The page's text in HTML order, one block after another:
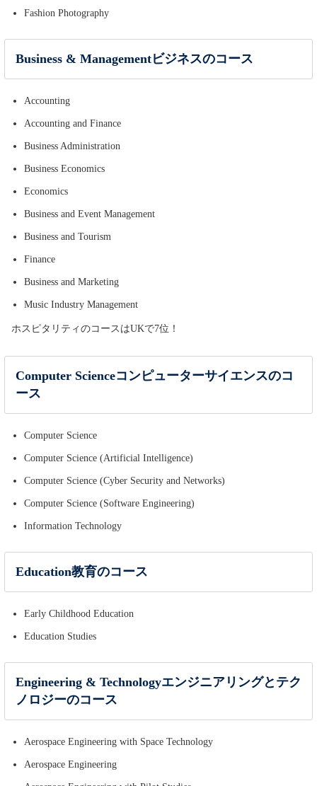
Fashion Photography
Business & Managementビジネスのコース
Accounting
Accounting and Finance
Business Administration
Business Economics
Economics
Business and Event Management
Business and Tourism
Finance
Business and Marketing
Music Industry Management
ホスピタリティのコースはUKで7位！
Computer Scienceコンピューターサイエンスのコ
ース
Computer Science
Computer Science (Artificial Intelligence)
Computer Science (Cyber Security and Networks)
Computer Science (Software Engineering)
Information Technology
Education教育のコース
Early Childhood Education
Education Studies
Engineering & Technologyエンジニアリングとテク
ノロジーのコース
Aerospace Engineering with Space Technology
Aerospace Engineering